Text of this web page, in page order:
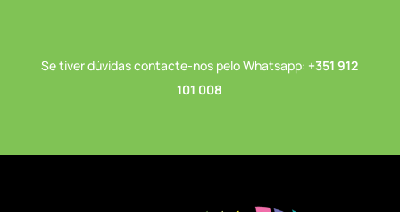
Se tiver dúvidas contacte-nos pelo Whatsapp: +351 912
101 008